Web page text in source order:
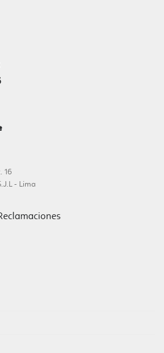
16
- Lima